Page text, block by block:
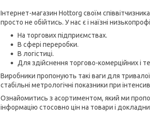
Інтернет-магазин Hottorg своїм
просто не обійтись. У нас є і наїзні
На торгових підприємствах.
В сфері переробки.
В логістиці.
Для здійснення торгово-комерційних і
Виробники пропонують такі ваги для тривалої
стабільні метрологічні показники при
Ознайомитись з асортиментом, який ми
інформацію стосовно цін на товари і